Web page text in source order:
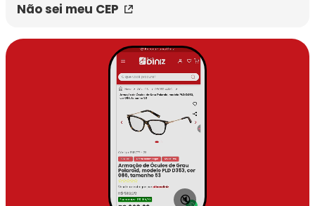
Não sei meu CEP
🔇